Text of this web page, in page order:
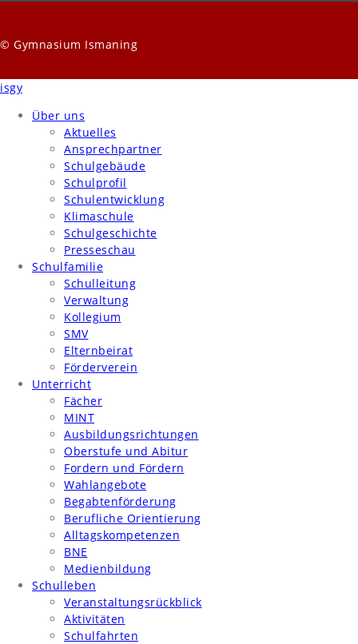
© Gymnasium Ismaning
isgy
Über uns
Aktuelles
Ansprechpartner
Schulgebäude
Schulprofil
Schulentwicklung
Klimaschule
Schulgeschichte
Presseschau
Schulfamilie
Schulleitung
Verwaltung
Kollegium
SMV
Elternbeirat
Förderverein
Unterricht
Fächer
MINT
Ausbildungsrichtungen
Oberstufe und Abitur
Fordern und Fördern
Wahlangebote
Begabtenförderung
Berufliche Orientierung
Alltagskompetenzen
BNE
Medienbildung
Schulleben
Veranstaltungsrückblick
Aktivitäten
Schulfahrten